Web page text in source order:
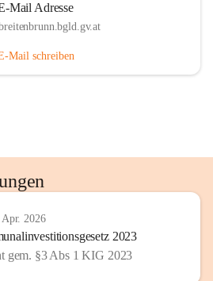
Mail Adresse
Mail schreiben
2026
2023
gem. §3 Abs 1 KIG 2023